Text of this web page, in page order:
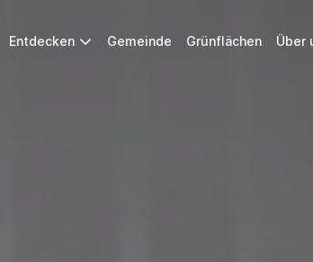
Entdecken Gemeinde Grünflächen Über